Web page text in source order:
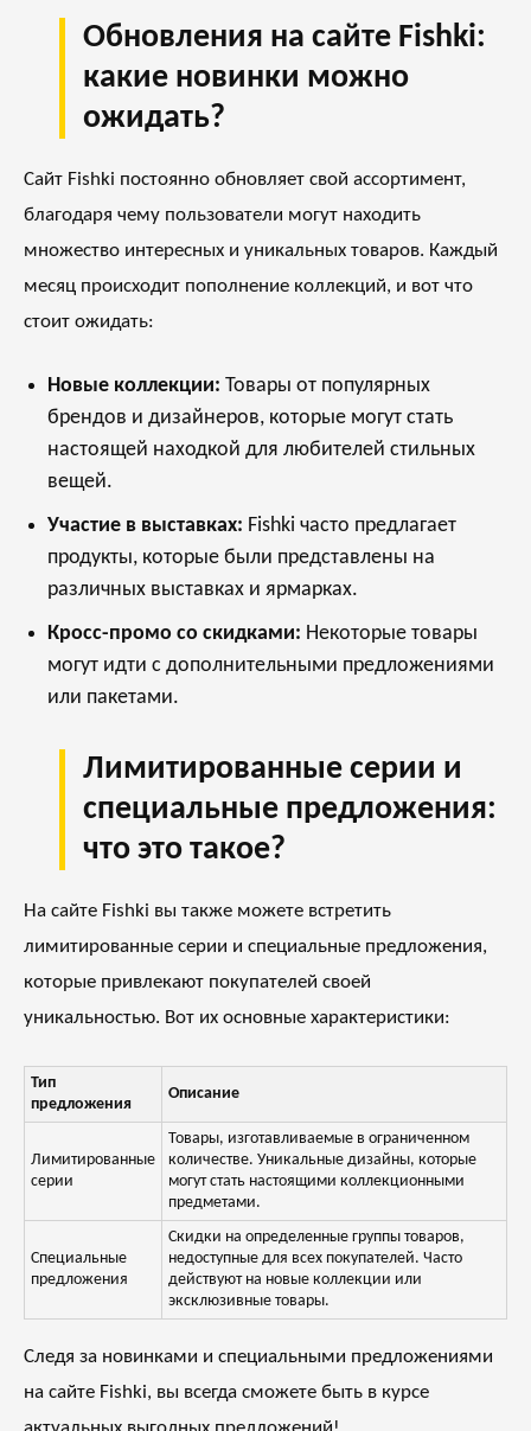
Обновления на сайте Fishki:
какие новинки можно
ожидать?
Сайт Fishki постоянно обновляет свой ассортимент,
благодаря чему пользователи могут находить
множество интересных и уникальных товаров. Каждый
месяц происходит пополнение коллекций, и вот что
стоит ожидать:
Новые коллекции: Товары от популярных
брендов и дизайнеров, которые могут стать
настоящей находкой для любителей стильных
вещей.
Участие в выставках: Fishki часто предлагает
продукты, которые были представлены на
различных выставках и ярмарках.
Кросс-промо со скидками: Некоторые товары
могут идти с дополнительными предложениями
или пакетами.
Лимитированные серии и
специальные предложения:
что это такое?
На сайте Fishki вы также можете встретить
лимитированные серии и специальные предложения,
которые привлекают покупателей своей
уникальностью. Вот их основные характеристики:
Тип
предложения
Описание
Лимитированные
серии
Товары, изготавливаемые в ограниченном
количестве. Уникальные дизайны, которые
могут стать настоящими коллекционными
предметами.
Специальные
предложения
Скидки на определенные группы товаров,
недоступные для всех покупателей. Часто
действуют на новые коллекции или
эксклюзивные товары.
Следя за новинками и специальными предложениями
на сайте Fishki, вы всегда сможете быть в курсе